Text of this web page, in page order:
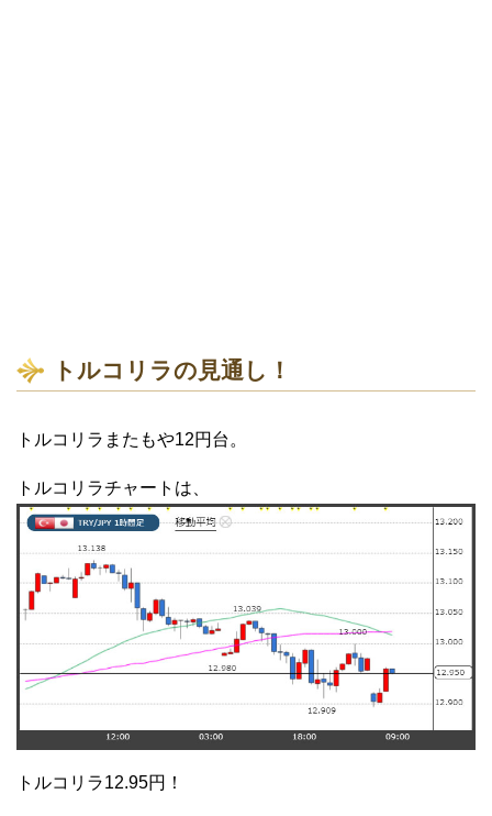
トルコリラの見通し！
トルコリラまたもや12円台。
トルコリラチャートは、
トルコリラ12.95円！